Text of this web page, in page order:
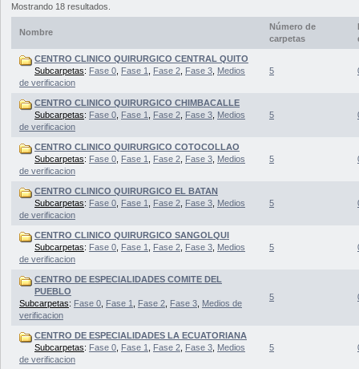
Mostrando 18 resultados.
Nombre
Número de
carpetas
CENTRO CLINICO QUIRURGICO CENTRAL QUITO
Subcarpetas: Fase 0 Fase 1 Fase 2 Fase 3 Medios
de verificacion
5
CENTRO CLINICO QUIRURGICO CHIMBACALLE
Subcarpetas: Fase 0 Fase 1 Fase 2 Fase 3 Medios
de verificacion
5
CENTRO CLINICO QUIRURGICO COTOCOLLAO
Subcarpetas: Fase 0 Fase 1 Fase 2 Fase 3 Medios
de verificacion
5
CENTRO CLINICO QUIRURGICO EL BATAN
Subcarpetas: Fase 0 Fase 1 Fase 2 Fase 3 Medios
de verificacion
5
CENTRO CLINICO QUIRURGICO SANGOLQUI
Subcarpetas: Fase 0 Fase 1 Fase 2 Fase 3 Medios
de verificacion
5
CENTRO DE ESPECIALIDADES COMITE DEL
PUEBLO
Subcarpetas: Fase 0 Fase 1 Fase 2 Fase 3 Medios de
verificacion
5
CENTRO DE ESPECIALIDADES LA ECUATORIANA
Subcarpetas: Fase 0 Fase 1 Fase 2 Fase 3 Medios
de verificacion
5